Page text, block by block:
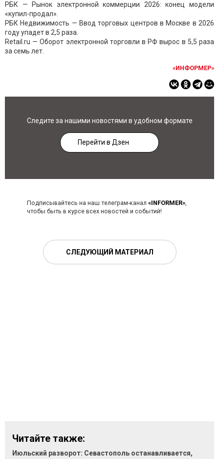
РБК — Рынок электронной коммерции 2026: конец модели
«купил-продал».
РБК Недвижимость — Ввод торговых центров в Москве в 2026
году упадет в 2,5 раза.
Retail.ru — Оборот электронной торговли в РФ вырос в 5,5 раза
за семь лет.
«ИНФОРМЕР»
Следите за нашими новостями в удобном формате
Перейти в Дзен
Подписывайтесь на наш телеграм-канал «INFORMER»,
чтобы быть в курсе всех новостей и событий!
СЛЕДУЮЩИЙ МАТЕРИАЛ
Читайте также:
Июльский разворот: Севастополь останавливается,